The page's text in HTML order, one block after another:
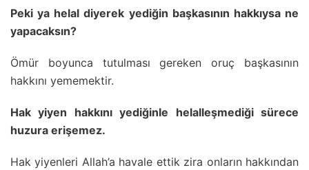
Peki ya helal diyerek yediğin başkasının hakkıysa ne
yapacaksın?
Ömür boyunca tutulması gereken oruç başkasının
hakkını yememektir.
Hak yiyen hakkını yediğinle helalleşmediği sürece
huzura erişemez.
Hak yiyenleri Allah’a havale ettik zira onların hakkından